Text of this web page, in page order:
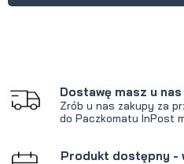
Dostawę masz u nas
Zrób u nas zakupy za
do Paczkomatu InPost
Produkt dostępny -